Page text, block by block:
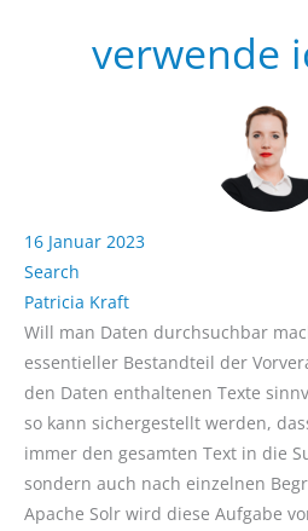
verwende
16 Januar 2023
Search
Patricia Kraft
Will man Daten durchsuchbar
essentieller Bestandteil der
den Daten enthaltenen Texte
so kann sichergestellt werden,
immer den gesamten Text in die
sondern auch nach einzelnen
Apache Solr wird diese Aufgabe